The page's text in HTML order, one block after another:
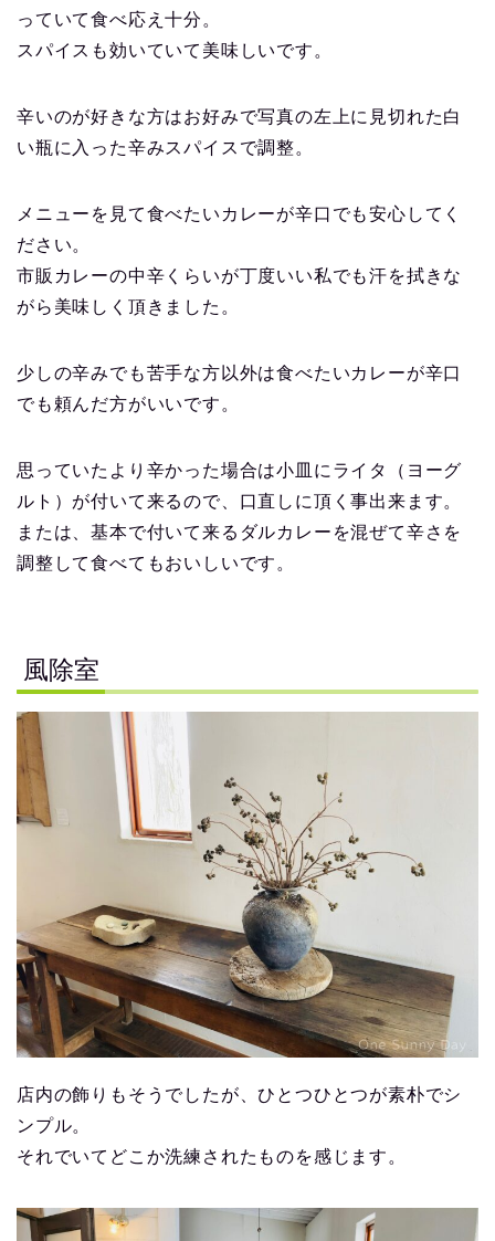
っていて食べ応え十分。
スパイスも効いていて美味しいです。
辛いのが好きな方はお好みで写真の左上に見切れた白
い瓶に入った辛みスパイスで調整。
メニューを見て食べたいカレーが辛口でも安心してく
ださい。
市販カレーの中辛くらいが丁度いい私でも汗を拭きな
がら美味しく頂きました。
少しの辛みでも苦手な方以外は食べたいカレーが辛口
でも頼んだ方がいいです。
思っていたより辛かった場合は小皿にライタ（ヨーグ
ルト）が付いて来るので、口直しに頂く事出来ます。
または、基本で付いて来るダルカレーを混ぜて辛さを
調整して食べてもおいしいです。
風除室
店内の飾りもそうでしたが、ひとつひとつが素朴でシ
ンプル。
それでいてどこか洗練されたものを感じます。